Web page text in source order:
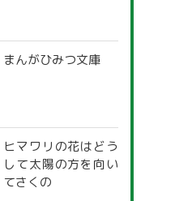
まんがひみつ文庫
ヒマワリの花はどう
して太陽の方を向い
てさくの